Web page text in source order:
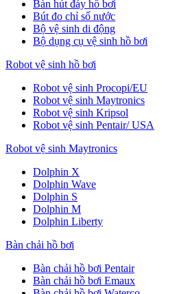
Bàn hút đáy hồ bơi
Bút đo chỉ số nước
Bộ vệ sinh di động
Bộ dụng cụ vệ sinh hồ bơi
Robot vệ sinh hồ bơi
Robot vệ sinh Procopi/EU
Robot vệ sinh Maytronics
Robot vệ sinh Kripsol
Robot vệ sinh Pentair/ USA
Robot vệ sinh Maytronics
Dolphin X
Dolphin Wave
Dolphin S
Dolphin M
Dolphin Liberty
Bàn chải hồ bơi
Bàn chải hồ bơi Pentair
Bàn chải hồ bơi Emaux